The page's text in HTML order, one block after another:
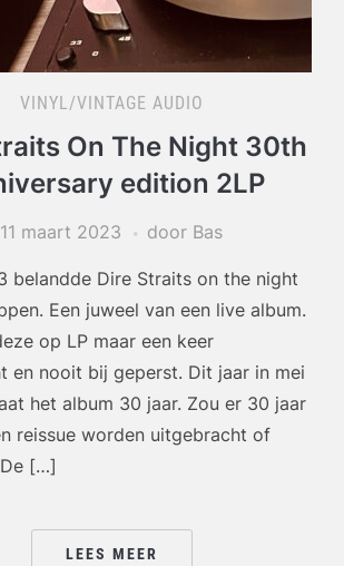
VINYL/VINTAGE AUDIO
On The Night 30th
edition 2LP
11 maart 2023 door Bas
belandde Dire Straits on the night
Een juweel van een live album.
op LP maar een keer
en nooit bij geperst. Dit jaar in mei
het album 30 jaar. Zou er 30 jaar
reissue worden uitgebracht of
[…]
LEES MEER